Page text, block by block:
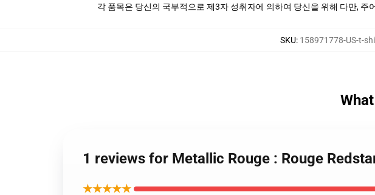
각 품목은 당신의 국부적으로 제3자 성취자에 의하여 당신을 위해 다만,
SKU: 158971778-US-t-
1 reviews for Metallic Rouge : Rouge
★★★★★